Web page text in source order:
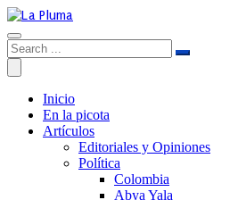
Inicio
En la picota
Artículos
Editoriales y Opiniones
Política
Colombia
Abya Yala